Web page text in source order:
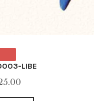
LIBE
prix